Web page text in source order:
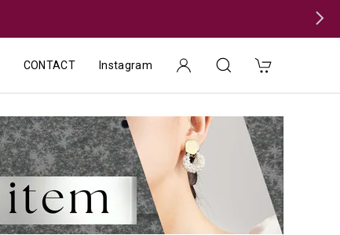
CONTACT Instagram